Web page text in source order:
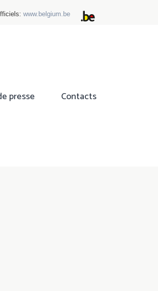
www.belgium.be
presse Contacts